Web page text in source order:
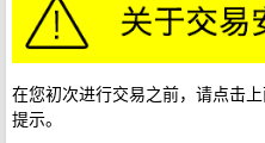
在您初次进行交易之前，请点击
提示。